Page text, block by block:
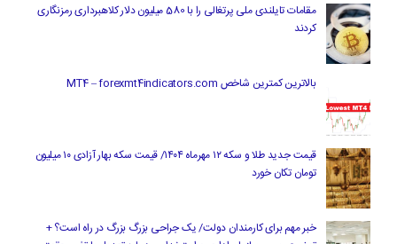
مقامات تایلندی ملی پرتغالی را با 580 میلیون دلار کلاهبرداری رمزنگاری
کردند
بالاترین کمترین شاخص MT4 – forexmt4indicators.com
قیمت جدید طلا و سکه ۱۲ مهرماه ۱۴۰۴/ قیمت سکه بهار آزادی ۱۰ میلیون
تومان تکان خورد
خبر مهم برای کارمندان دولت/ یک جراحی بزرگ بزرگ در راه است؟ +